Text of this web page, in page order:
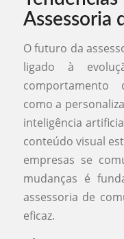
Assessoria
O futuro da
ligado à
comportamento
como a
inteligência
conteúdo visual
empresas se
mudanças é
assessoria de
eficaz.